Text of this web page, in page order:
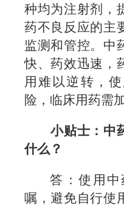
种均为注射剂，
药不良反应的主
监测和管控。中
快、药效迅速，
用难以逆转，
险，临床用药需
小贴士： 中
什么？
答：使用
嘱，避免自行使